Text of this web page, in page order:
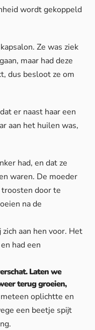
wordt gekoppeld
Ze was ziek
maar had deze
dus besloot ze om
er naast haar een
aan het huilen was,
had, en dat ze
waren. De moeder
door te
na de
aan hen voor. Het
had een
Laten we
terug groeien,
oplichtte en
een beetje spijt